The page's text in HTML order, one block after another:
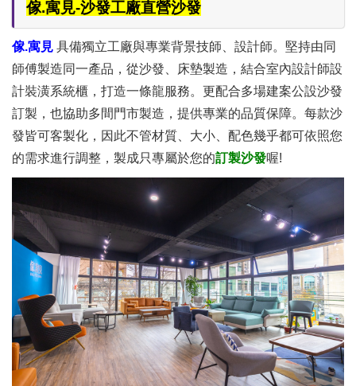
傢.寓見-沙發工廠直營沙發
傢.寓見 具備獨立工廠與專業背景技師、設計師。堅持由同
師傅製造同一產品，從沙發、床墊製造，結合室內設計師設
計裝潢系統櫃，打造一條龍服務。更配合多場建案公設沙發
訂製，也協助多間門市製造，提供專業的品質保障。每款沙
發皆可客製化，因此不管材質、大小、配色幾乎都可依照您
的需求進行調整，製成只專屬於您的訂製沙發喔!